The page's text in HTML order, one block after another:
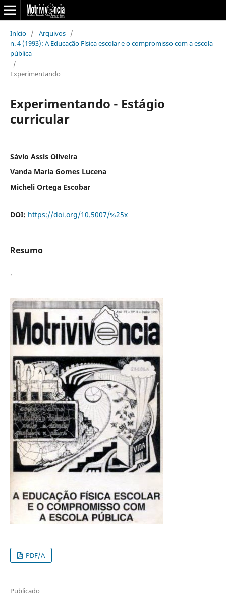
Início / Arquivos /
n. 4 (1993): A Educação Física escolar e o compromisso com a escola
pública
/
Experimentando
Experimentando - Estágio
curricular
Sávio Assis Oliveira
Vanda Maria Gomes Lucena
Micheli Ortega Escobar
DOI: https://doi.org/10.5007/%25x
Resumo
.
PDF/A
Publicado